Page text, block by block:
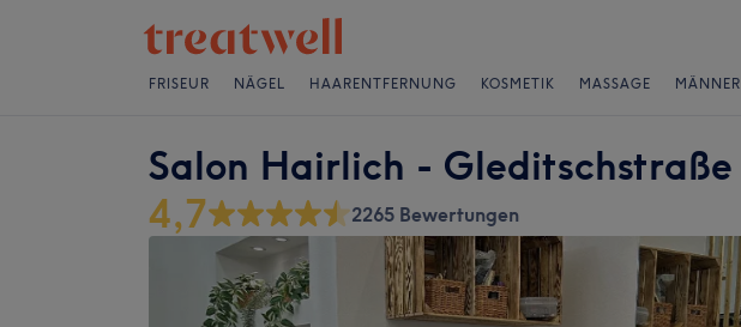
FRISEUR NÄGEL HAARENTFERNUNG KOSMETIK MASSAGE MÄNNER
Salon Hairlich - Gleditschstraße
4,7 2265 Bewertungen